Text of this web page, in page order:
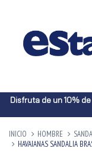
Disfruta de un 10%
INICIO HOMBRE
HAVAIANAS SANDALIA